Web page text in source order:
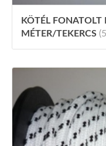
KÖTÉL
MÉTER/TEKERCS